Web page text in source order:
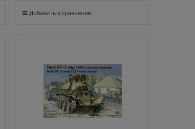
Добавить в сравнение